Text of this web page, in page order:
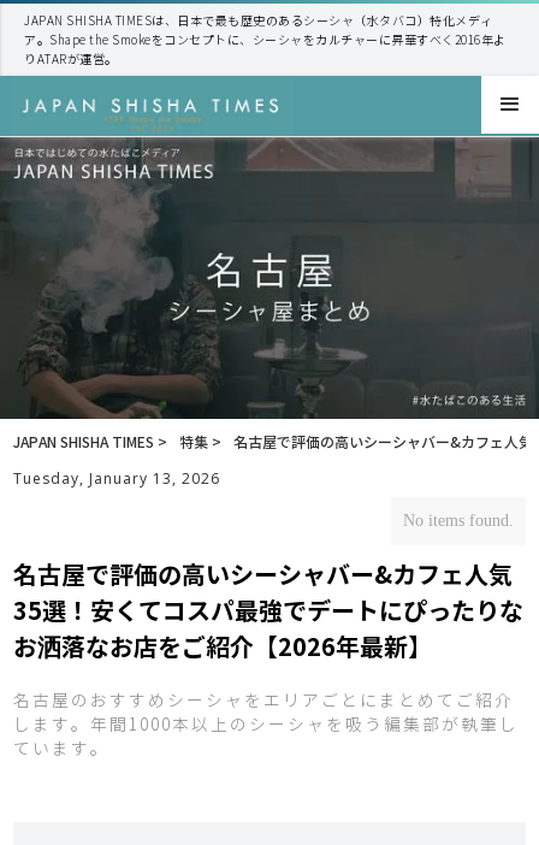
JAPAN SHISHA TIMESは、日本で最も歴史のあるシーシャ（水タバコ）特化メディ
ア。Shape the Smokeをコンセプトに、シーシャをカルチャーに昇華すべく2016年よ
りATARが運営。
JAPAN SHISHA TIMES > 特集 > 名古屋で評価の高いシーシャバー&カフェ人
Tuesday, January 13, 2026
No items found.
名古屋で評価の高いシーシャバー&カフェ人気
35選！安くてコスパ最強でデートにぴったりな
お洒落なお店をご紹介【2026年最新】
名古屋のおすすめシーシャをエリアごとにまとめてご紹介
します。年間1000本以上のシーシャを吸う編集部が執筆し
ています。